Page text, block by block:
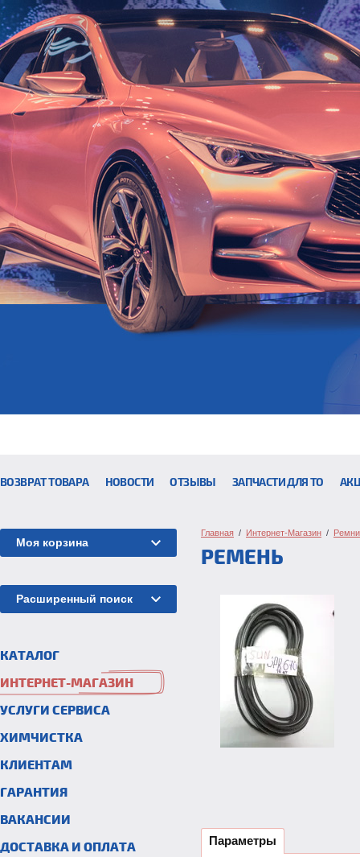
ВОЗВРАТ ТОВАРА НОВОСТИ ОТЗЫВЫ ЗАПЧАСТИ ДЛЯ ТО
Моя корзина
Расширенный поиск
КАТАЛОГ
ИНТЕРНЕТ-МАГАЗИН
УСЛУГИ СЕРВИСА
ХИМЧИСТКА
КЛИЕНТАМ
ГАРАНТИЯ
ВАКАНСИИ
ДОСТАВКА И ОПЛАТА
Главная
  /
Интернет-Магазин
  /
РЕМЕНЬ
Параметры